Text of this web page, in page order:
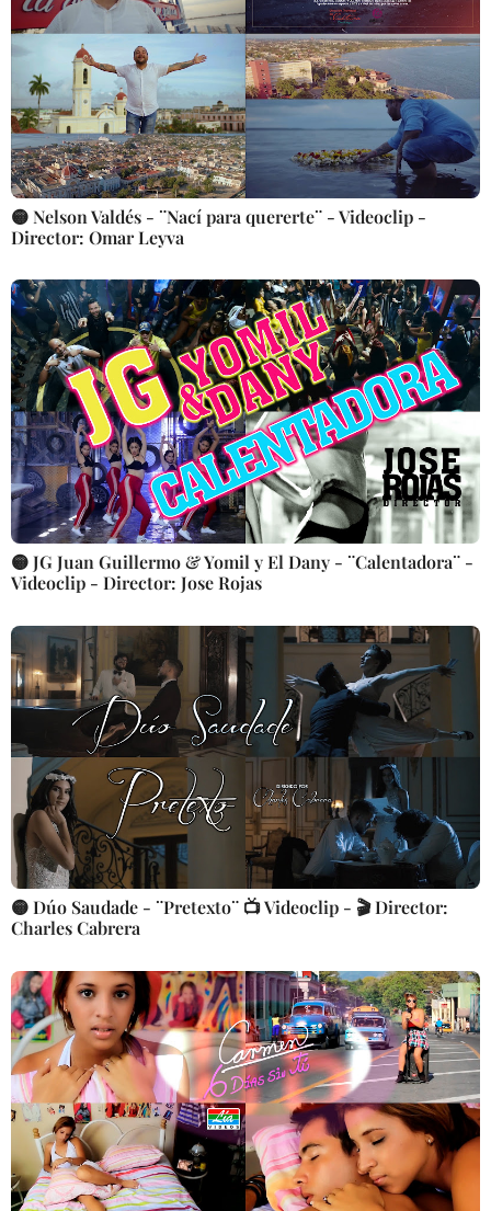
🟡 Nelson Valdés - ¨Nací para quererte¨ - Videoclip -
Director: Omar Leyva
🟡 JG Juan Guillermo & Yomil y El Dany - ¨Calentadora¨ -
Videoclip - Director: Jose Rojas
🟡 Dúo Saudade - ¨Pretexto¨ 📺 Videoclip - 🎬 Director:
Charles Cabrera